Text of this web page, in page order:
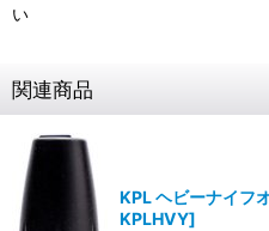
い
関連商品
KPL ヘビーナイフ
KPLHVY]